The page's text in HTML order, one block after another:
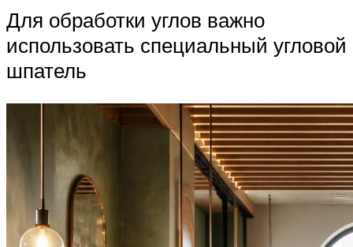
Для обработки углов важно
использовать специальный угловой
шпатель